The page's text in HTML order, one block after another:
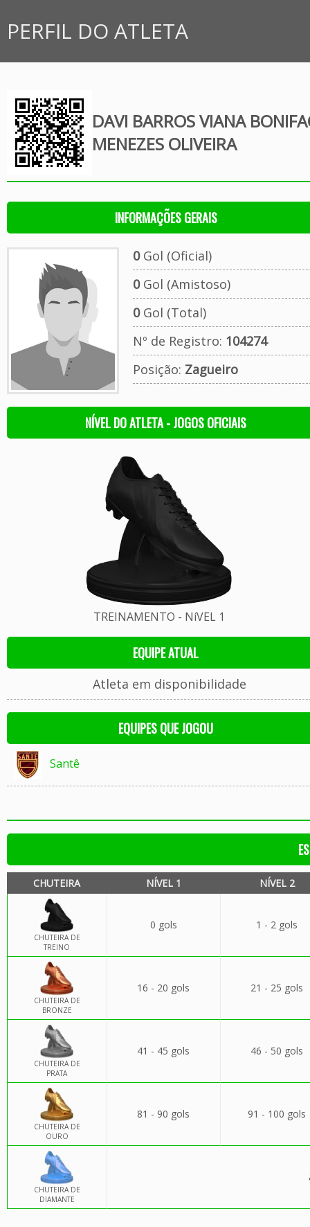
PERFIL DO ATLETA
DAVI BARROS VIANA
MENEZES OLIVEIRA
INFORMAÇÕES GERAIS
0Gol (Oficial)
0Gol (Amistoso)
0Gol (Total)
Nº de Registro: 104274
Posição: Zagueiro
NÍVEL DO ATLETA - JOGOS OFICIAIS
TREINAMENTO - NíVEL 1
EQUIPE ATUAL
Atleta em disponibilidade
EQUIPES QUE JOGOU
Santê
CHUTEIRA NÍVEL 1 NÍVEL 2
CHUTEIRA DE
TREINO
0 gols 1 - 2 gols
CHUTEIRA DE
BRONZE
16 - 20 gols 21 - 25 gols
CHUTEIRA DE
PRATA
41 - 45 gols 46 - 50 gols
CHUTEIRA DE
OURO
81 - 90 gols 91 - 100 gols
CHUTEIRA DE
DIAMANTE